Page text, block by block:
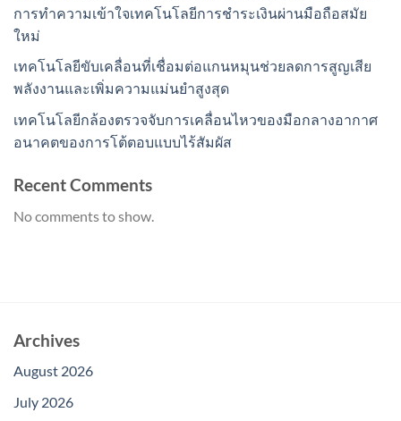
การทำความเข้าใจเทคโนโลยีการชำระเงินผ่านมือถือสมัย
ใหม่
เทคโนโลยีขับเคลื่อนที่เชื่อมต่อแกนหมุนช่วยลดการสูญเสีย
พลังงานและเพิ่มความแม่นยำสูงสุด
เทคโนโลยีกล้องตรวจจับการเคลื่อนไหวของมือกลางอากาศ
อนาคตของการโต้ตอบแบบไร้สัมผัส
Recent Comments
No comments to show.
Archives
August 2026
July 2026